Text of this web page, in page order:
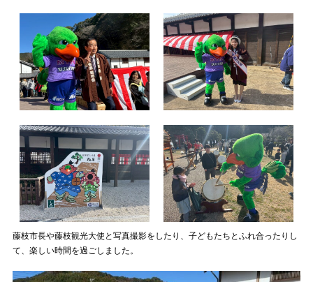
藤枝市長や藤枝観光大使と写真撮影をしたり、子どもたちとふれ合ったりし
て、楽しい時間を過ごしました。